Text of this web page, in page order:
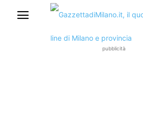
pubblicità